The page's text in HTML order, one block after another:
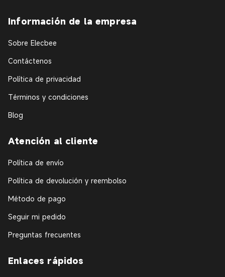
Información de la empresa
Sobre Elecbee
Contáctenos
Política de privacidad
Términos y condiciones
Blog
Atención al cliente
Política de envío
Política de devolución y reembolso
Método de pago
Seguir mi pedido
Preguntas frecuentes
Enlaces rápidos